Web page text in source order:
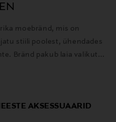
moebränd, mis on
stiili poolest, ühendades
Bränd pakub laia valikut
AKSESSUAARID